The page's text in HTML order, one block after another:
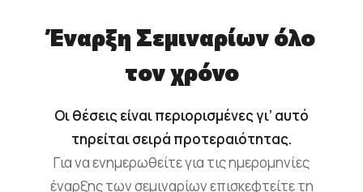
Έναρξη Σεμιναρίων όλο
τον χρόνο
Οι θέσεις είναι περιορισμένες γι’ αυτό
τηρείται σειρά προτεραιότητας.
Για να ενημερωθείτε για τις ημερομηνίες
έναρξης των σεμιναρίων επισκεφτείτε τη